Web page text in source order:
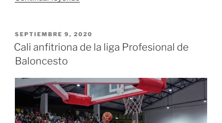
nóminas
de
equipos
de
la
liga
PUBLICADO
EL
SEPTIEMBRE 9, 2020
Cali anfitriona de la liga Profesional de
Baloncesto